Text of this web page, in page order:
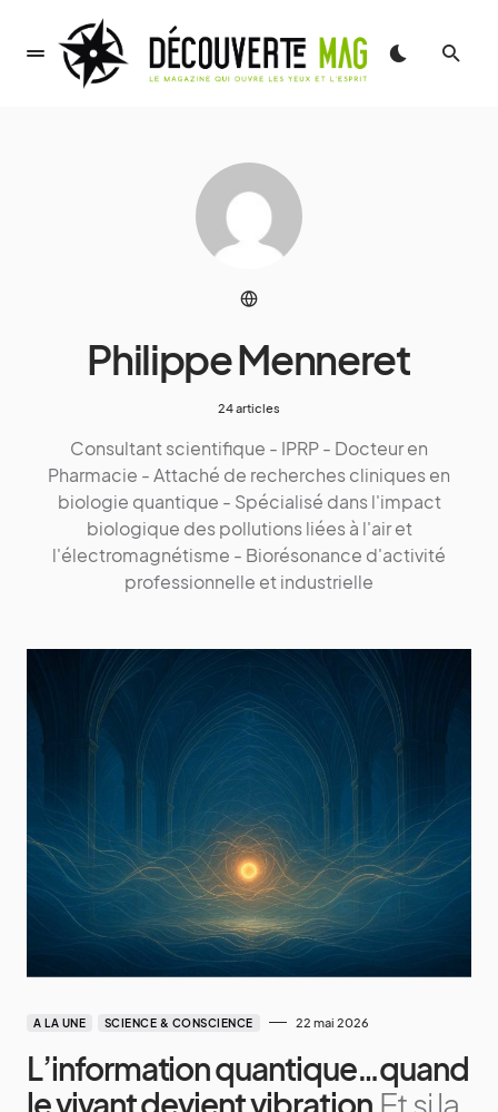
Philippe Menneret
24 articles
Consultant scientifique - IPRP - Docteur en
Pharmacie - Attaché de recherches cliniques en
biologie quantique - Spécialisé dans l'impact
biologique des pollutions liées à l'air et
l'électromagnétisme - Biorésonance d'activité
professionnelle et industrielle
A LA UNE SCIENCE & CONSCIENCE 22 mai 2026
L’information quantique…quand
le vivant devient vibration Et si la